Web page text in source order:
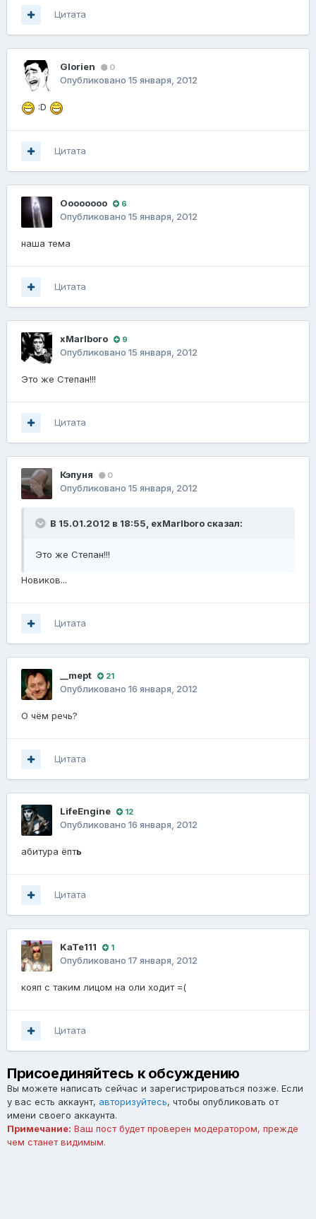
Цитата
Glorien 0
Опубликовано 15 января, 2012
:D
Цитата
Оооооооо 6
Опубликовано 15 января, 2012
наша тема
Цитата
xMarlboro 9
Опубликовано 15 января, 2012
Это же Степан!!!
Цитата
Кэпуня 0
Опубликовано 15 января, 2012
В 15.01.2012 в 18:55, exMarlboro сказал:
Это же Степан!!!
Новиков...
Цитата
__mept 21
Опубликовано 16 января, 2012
О чём речь?
Цитата
LifeEngine 12
Опубликовано 16 января, 2012
абитура ёпть
Цитата
KaTe111 1
Опубликовано 17 января, 2012
кояп с таким лицом на оли ходит =(
Цитата
Присоединяйтесь к обсуждению
Вы можете написать сейчас и зарегистрироваться позже. Если
у вас есть аккаунт, авторизуйтесь, чтобы опубликовать от
имени своего аккаунта.
Примечание: Ваш пост будет проверен модератором, прежде
чем станет видимым.